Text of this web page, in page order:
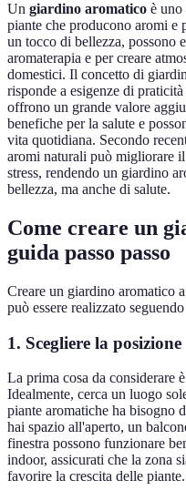
Un giardino aromatico è uno
piante che producono aromi e
un tocco di bellezza, possono
aromaterapia e per creare
domestici. Il concetto di
risponde a esigenze di
offrono un grande valore
benefiche per la salute e
vita quotidiana. Secondo
aromi naturali può migliorare
stress, rendendo un giardino
bellezza, ma anche di salute.
Come creare un
guida passo passo
Creare un giardino aromatico
può essere realizzato
1. Scegliere la posizione
La prima cosa da considerare
Idealmente, cerca un luogo
piante aromatiche ha bisogno
hai spazio all'aperto, un
finestra possono funzionare
indoor, assicurati che la zona
favorire la crescita delle piante.